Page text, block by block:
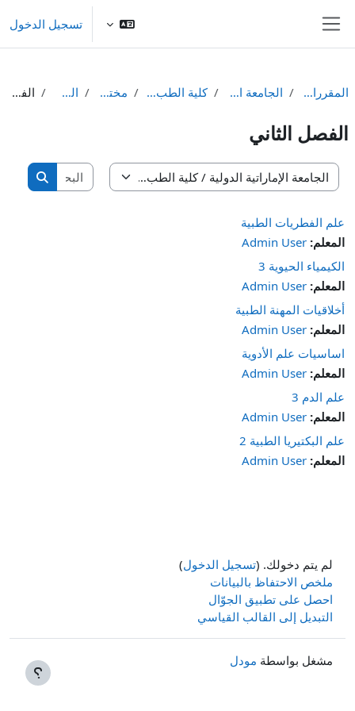
تسجيل الدخول
المقررات الدراسية الجامعة الإماراتية الدولية كلية الطب والعلوم الصحية مختبرات طبية السنة الثالثة الفصل الثاني
الفصل الثاني
تصنيفات المقررات
البحث في
البحث
علم الفطريات الطبية
المعلم: Admin User
الكيمياء الحيوية 3
المعلم: Admin User
أخلاقيات المهنة الطبية
المعلم: Admin User
اساسيات علم الأدوية
المعلم: Admin User
علم الدم 3
المعلم: Admin User
علم البكتيريا الطبية 2
المعلم: Admin User
لم يتم دخولك. (تسجيل الدخول)
ملخص الاحتفاظ بالبيانات
احصل على تطبيق الجوّال
التبديل إلى القالب القياسي
مشغل بواسطة مودل